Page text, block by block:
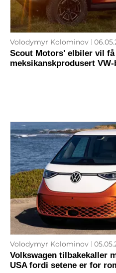
Volodymyr Kolominov
Scout Motors' elbiler vil få
meksikanskprodusert
Volodymyr Kolominov
Volkswagen tilbakekaller
USA fordi setene er for